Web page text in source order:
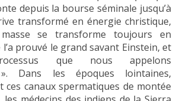
depuis la bourse séminale jusqu’à
transformé en énergie christique,
se transforme toujours en
prouvé le grand savant Einstein, et
que nous appelons
». Dans les époques lointaines,
ces canaux spermatiques de montée